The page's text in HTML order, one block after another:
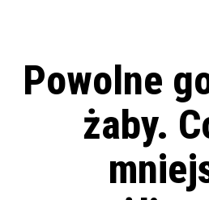
Powolne
żaby.